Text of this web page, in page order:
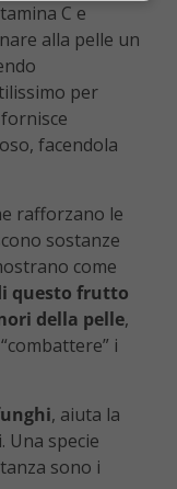
C e
alla pelle un
per
facendola
rafforzano le
sostanze
come
questo frutto
della pelle,
i
, aiuta la
Una specie
sono i